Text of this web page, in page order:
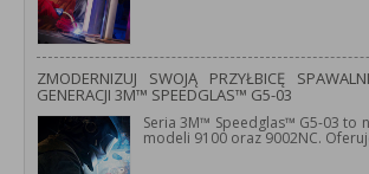
ZMODERNIZUJ SWOJĄ PRZYŁBICĘ
GENERACJI 3M™ SPEEDGLAS™ G5-03
Seria 3M™ Speedglas™ G5-03 to
modeli 9100 oraz 9002NC.